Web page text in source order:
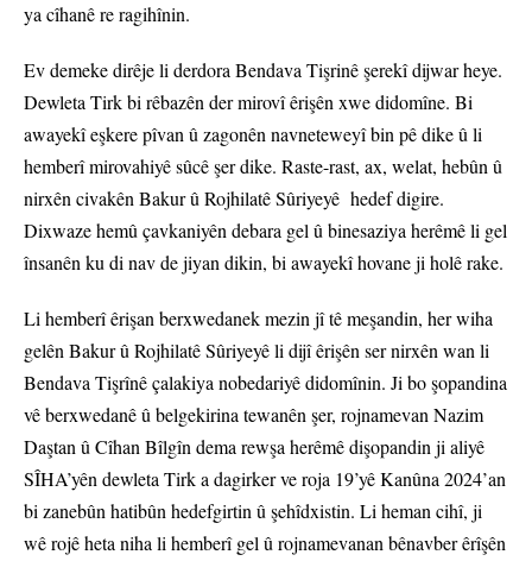
ya cîhanê re ragihînin.
Ev demeke dirêje li derdora Bendava Tişrinê şerekî dijwar heye.
Dewleta Tirk bi rêbazên der mirovî êrişên xwe didomîne. Bi
awayekî eşkere pîvan û zagonên navneteweyî bin pê dike û li
hemberî mirovahiyê sûcê şer dike. Raste-rast, ax, welat, hebûn û
nirxên civakên Bakur û Rojhilatê Sûriyeyê hedef digire.
Dixwaze hemû çavkaniyên debara gel û binesaziya herêmê li gel
însanên ku di nav de jiyan dikin, bi awayekî hovane ji holê rake.
Li hemberî êrişan berxwedanek mezin jî tê meşandin, her wiha
gelên Bakur û Rojhilatê Sûriyeyê li dijî êrişên ser nirxên wan li
Bendava Tişrînê çalakiya nobedariyê didomînin. Ji bo şopandina
vê berxwedanê û belgekirina tewanên şer, rojnamevan Nazim
Daştan û Cîhan Bîlgîn dema rewşa herêmê dişopandin ji aliyê
SÎHA’yên dewleta Tirk a dagirker ve roja 19’yê Kanûna 2024’an
bi zanebûn hatibûn hedefgirtin û şehîdxistin. Li heman cihî, ji
wê rojê heta niha li hemberî gel û rojnamevanan bênavber êrîşên